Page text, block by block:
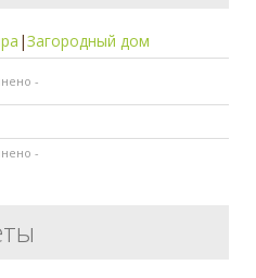
|Загородный дом
-
-